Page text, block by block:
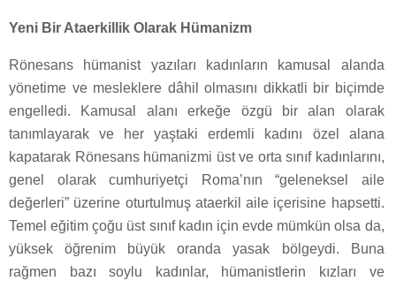
Yeni Bir Ataerkillik Olarak Hümanizm
Rönesans hümanist yazıları kadınların kamusal alanda
yönetime ve mesleklere dâhil olmasını dikkatli bir biçimde
engelledi. Kamusal alanı erkeğe özgü bir alan olarak
tanımlayarak ve her yaştaki erdemli kadını özel alana
kapatarak Rönesans hümanizmi üst ve orta sınıf kadınlarını,
genel olarak cumhuriyetçi Roma’nın “geleneksel aile
değerleri” üzerine oturtulmuş ataerkil aile içerisine hapsetti.
Temel eğitim çoğu üst sınıf kadın için evde mümkün olsa da,
yüksek öğrenim büyük oranda yasak bölgeydi. Buna
rağmen bazı soylu kadınlar, hümanistlerin kızları ve